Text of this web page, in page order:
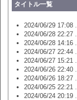
タイトル一覧
2024/06/29 17:08
2024/06/28 22:27
2024/06/28 14:16
2024/06/27 22:44
2024/06/27 15:21
2024/06/26 22:40
2024/06/26 18:27
2024/06/25 22:21
2024/06/24 20:19